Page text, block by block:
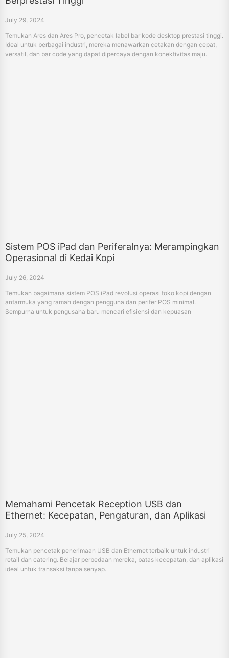
July 29, 2024
Temukan Ares dan Ares Pro, pencetak label bar kode desktop prestasi tinggi.
Ideal untuk berbagai industri, mereka menawarkan cetakan dengan cepat,
versatil, dan bar code yang dapat dipercaya dengan konektivitas maju.
Sistem POS iPad dan Periferalnya: Merampingkan
Operasional di Kedai Kopi
July 26, 2024
Temukan bagaimana sistem POS iPad revolusi operasi toko kopi dengan
antarmuka yang ramah dengan pengguna dan perifer POS minimal.
Sempurna untuk pengusaha baru mencari efisiensi dan kepuasan
Memahami Pencetak Reception USB dan
Ethernet: Kecepatan, Pengaturan, dan Aplikasi
July 25, 2024
Temukan pencetak penerimaan USB dan Ethernet terbaik untuk industri
retail dan catering. Belajar perbedaan mereka, batas kecepatan, dan aplikasi
ideal untuk transaksi tanpa senyap.